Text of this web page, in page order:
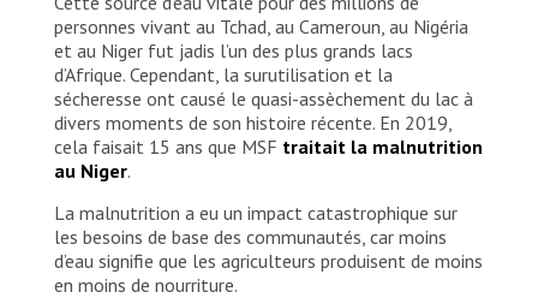
personnes vivant au Tchad, au Cameroun, au Nigéria
et au Niger fut jadis l’un des plus grands lacs
d’Afrique. Cependant, la surutilisation et la
sécheresse ont causé le quasi-assèchement du lac à
divers moments de son histoire récente. En 2019,
cela faisait 15 ans que MSF traitait la malnutrition
au Niger.
La malnutrition a eu un impact catastrophique sur
les besoins de base des communautés, car moins
d’eau signifie que les agriculteurs produisent de moins
en moins de nourriture.